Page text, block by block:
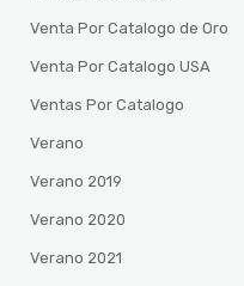
Venta Por Catalogo de Oro
Venta Por Catalogo USA
Ventas Por Catalogo
Verano
Verano 2019
Verano 2020
Verano 2021